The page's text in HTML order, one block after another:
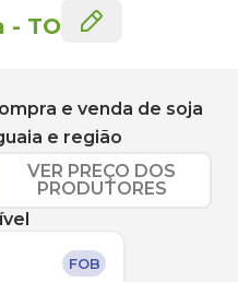
- TO
e venda de soja
e região
VER PREÇO DOS
PRODUTORES
FOB